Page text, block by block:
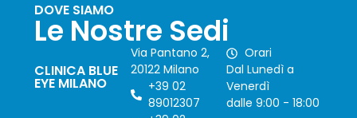
DOVE SIAMO
Le Nostre Sedi
CLINICA BLUE
EYE MILANO
Via Pantano 2,
20122 Milano
+39 02
89012307
Orari
Dal Lunedì a
Venerdì
dalle 9:00 - 18:00